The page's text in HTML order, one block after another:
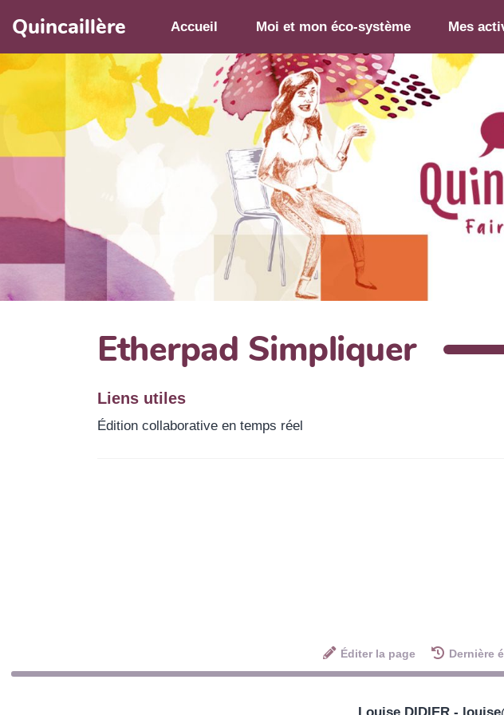
Aller au contenu principal
Quincaillère Accueil Moi et mon éco-système Mes
Etherpad Simpliquer
Liens utiles
Édition collaborative en temps réel
Éditer la page Dernière